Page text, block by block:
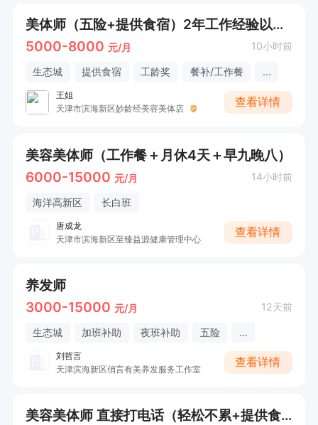
美体师（五险+提供食宿）2年工作经验以上 有意者电话联系
5000-8000 元/月 10小时前
生态城 提供食宿 工龄奖 餐补/工作餐 ...
王姐
天津市滨海新区妙龄经美容美体店
查看详情
美容美体师（工作餐＋月休4天＋早九晚八）
6000-15000 元/月 14小时前
海洋高新区 长白班
唐成龙
天津市滨海新区至臻益源健康管理中心
查看详情
养发师
3000-15000 元/月 12天前
生态城 加班补助 夜班补助 五险 ...
刘哲言
天津滨海新区俏言有美养发服务工作室
查看详情
美容美体师 直接打电话（轻松不累+提供食宿）